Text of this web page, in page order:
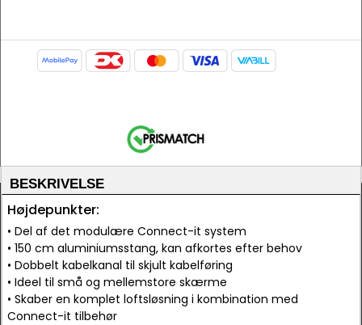
BESKRIVELSE
Højdepunkter:
• Del af det modulære Connect-it system
• 150 cm aluminiumsstang, kan afkortes efter behov
• Dobbelt kabelkanal til skjult kabelføring
• Ideel til små og mellemstore skærme
• Skaber en komplet loftsløsning i kombination med
Connect-it tilbehør